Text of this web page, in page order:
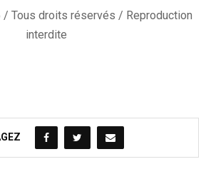
Tous droits réservés / Reproduction
interdite